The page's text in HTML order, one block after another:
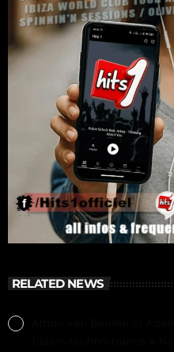
RELATED NEWS